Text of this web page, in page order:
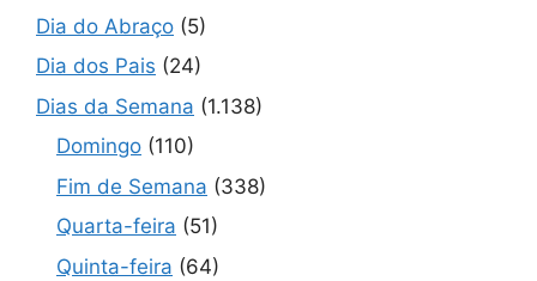
Dia do Abraço (5)
Dia dos Pais (24)
Dias da Semana (1.138)
Domingo (110)
Fim de Semana (338)
Quarta-feira (51)
Quinta-feira (64)